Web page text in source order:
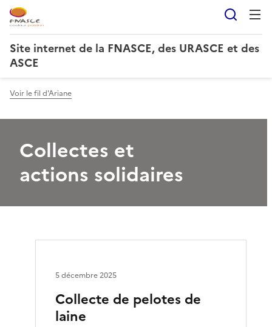
Site internet de la FNASCE, des URASCE et des
ASCE
Voir le fil d'Ariane
Collectes et
actions solidaires
Collecte de pelotes de
laine
5 décembre 2025